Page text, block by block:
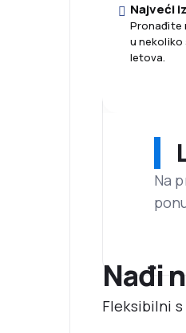
Najveći
Pronađite
u nekoliko
letova.
Na
Nađi
Fleksibilni